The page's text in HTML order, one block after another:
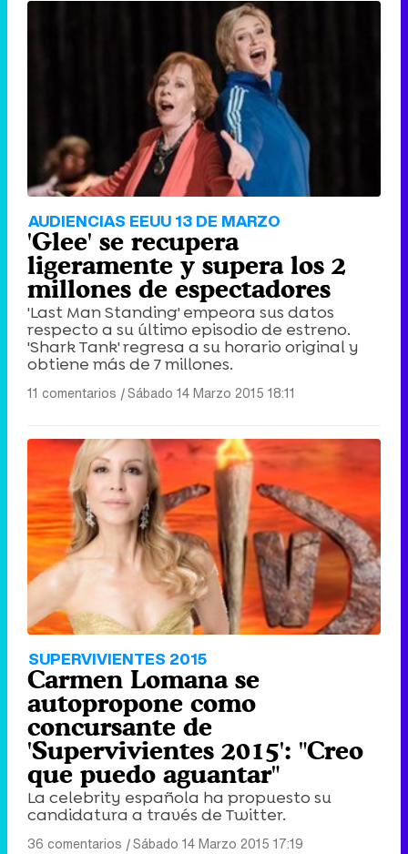
AUDIENCIAS EEUU 13 DE MARZO
'Glee' se recupera
ligeramente y supera los 2
millones de espectadores
'Last Man Standing' empeora sus datos
respecto a su último episodio de estreno.
'Shark Tank' regresa a su horario original y
obtiene más de 7 millones.
11 comentarios |Sábado 14 Marzo 2015 18:11
SUPERVIVIENTES 2015
Carmen Lomana se
autopropone como
concursante de
'Supervivientes 2015': "Creo
que puedo aguantar"
La celebrity española ha propuesto su
candidatura a través de Twitter.
36 comentarios |Sábado 14 Marzo 2015 17:19